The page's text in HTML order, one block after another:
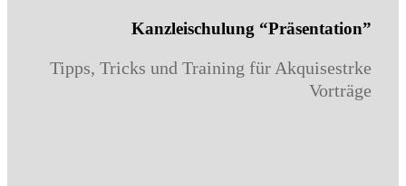
Kanzleischulung “Präsentation”
Tipps, Tricks und Training für Akquisestrke
Vorträge